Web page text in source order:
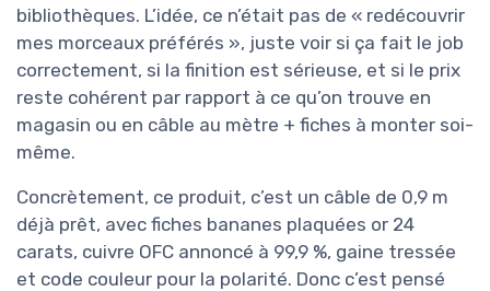
bibliothèques. L’idée, ce n’était pas de « redécouvrir
mes morceaux préférés », juste voir si ça fait le job
correctement, si la finition est sérieuse, et si le prix
reste cohérent par rapport à ce qu’on trouve en
magasin ou en câble au mètre + fiches à monter soi-
même.
Concrètement, ce produit, c’est un câble de 0,9 m
déjà prêt, avec fiches bananes plaquées or 24
carats, cuivre OFC annoncé à 99,9 %, gaine tressée
et code couleur pour la polarité. Donc c’est pensé